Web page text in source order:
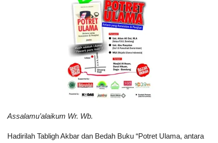
Assalamu’alaikum Wr. Wb.
Hadirilah Tabligh Akbar dan Bedah Buku “Potret Ulama, antara